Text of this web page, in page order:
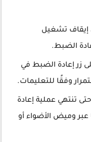
إيقاف تشغيل
الضبط.
زر إعادة الضبط في
وفقًا للتعليمات.
تنتهي عملية إعادة
عبر وميض الأضواء أو